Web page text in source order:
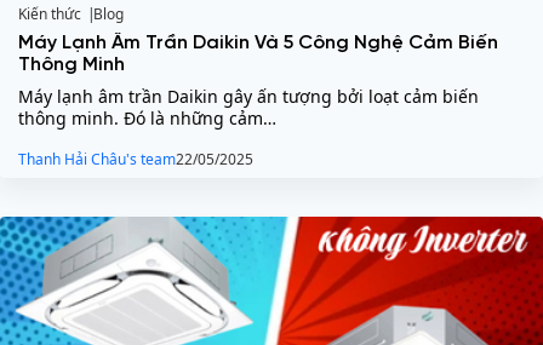
Kiến thức
Blog
Máy Lạnh Âm Trần Daikin Và 5 Công Nghệ Cảm Biến
Thông Minh
Máy lạnh âm trần Daikin gây ấn tượng bởi loạt cảm biến
thông minh. Đó là những cảm…
Thanh Hải Châu's team22/05/2025